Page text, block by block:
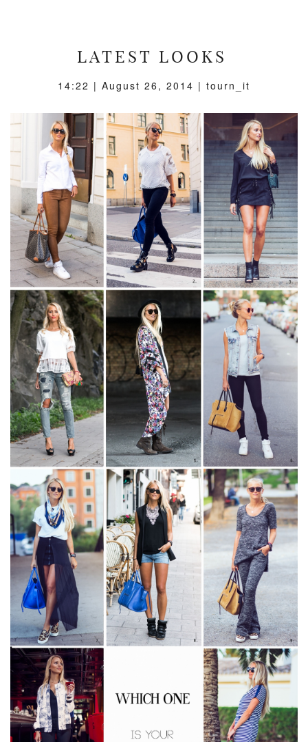
LATEST LOOKS
14:22 | August 26, 2014 | tourn_it